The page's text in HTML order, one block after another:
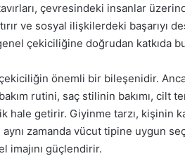
çevresindeki insanlar
ve sosyal ilişkilerdeki başarıyı
çekiciliğine doğrudan katkıda
önemli bir bileşenidir.
rutini, saç stilinin bakımı, cilt
hale getirir. Giyinme tarzı, kişinin
aynı zamanda vücut tipine uygun
imajını güçlendirir.